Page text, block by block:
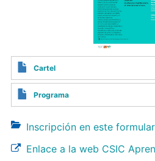
Cartel
Programa
Inscripción en este
Enlace a la web CSIC